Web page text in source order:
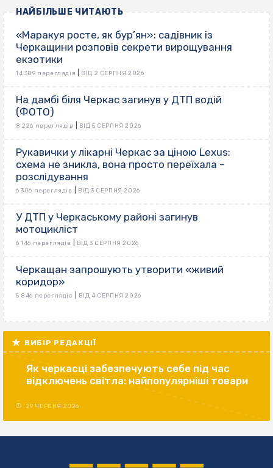
НАЙБІЛЬШЕ ЧИТАЮТЬ
«Маракуя росте, як бур’ян»: садівник із
Черкащини розповів секрети вирощування
екзотики
14 389 переглядів ВІД 2 СЕРПНЯ 2026
На дамбі біля Черкас загинув у ДТП водій
(ФОТО)
8 226 переглядів ВІД 5 СЕРПНЯ 2026
Рукавички у лікарні Черкас за ціною Lexus:
схема не зникла, вона просто переїхала –
розслідування
6 306 переглядів ВІД 3 СЕРПНЯ 2026
У ДТП у Черкаському районі загинув
мотоцикліст
6 146 переглядів ВІД 3 СЕРПНЯ 2026
Черкащан запрошують утворити «живий
коридор»
5 846 переглядів ВІД 4 СЕРПНЯ 2026
ВИБІР РЕДАКЦІЇ
Як черкасці забезпечують себе під час
відключень світла: найпопулярніші товари
29 ЧЕРВНЯ 2026